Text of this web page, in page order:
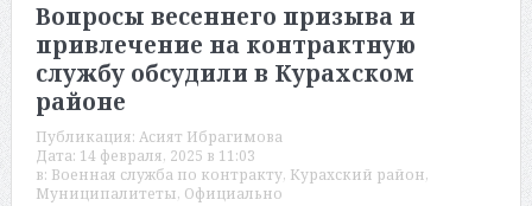
Вопросы весеннего призыва и
привлечение на контрактную
службу обсудили в Курахском
районе
Публикация: Асият Ибрагимова
Дата: 14 февраля, 2025 в 11:03
в: Военная служба по контракту, Курахский район,
Муниципалитеты, Официально